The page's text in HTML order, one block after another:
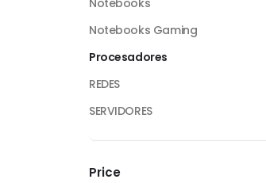
Notebooks Gaming
Procesadores
REDES
SERVIDORES
Price